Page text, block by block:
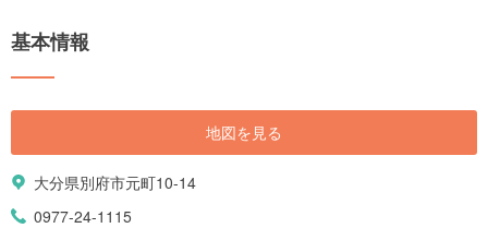
基本情報
地図を見る
大分県別府市元町10-14
0977-24-1115